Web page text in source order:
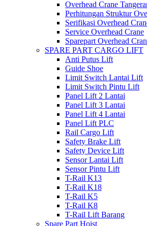
Overhead Crane
Perhitungan Struktur
Serifikasi Overhead
Service Overhead Crane
Sparepart Overhead
SPARE PART CARGO LIFT
Anti Putus Lift
Guide Shoe
Limit Switch Lantai Lift
Limit Switch Pintu Lift
Panel Lift 2 Lantai
Panel Lift 3 Lantai
Panel Lift 4 Lantai
Panel Lift PLC
Rail Cargo Lift
Safety Brake Lift
Safety Device Lift
Sensor Lantai Lift
Sensor Pintu Lift
T-Rail K13
T-Rail K18
T-Rail K5
T-Rail K8
T-Rail Lift Barang
Spare Part Hoist